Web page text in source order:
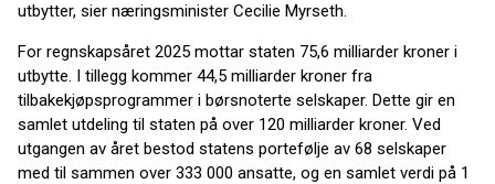
utbytter, sier næringsminister Cecilie Myrseth.
For regnskapsåret 2025 mottar staten 75,6 milliarder kroner i
utbytte. I tillegg kommer 44,5 milliarder kroner fra
tilbakekjøpsprogrammer i børsnoterte selskaper. Dette gir en
samlet utdeling til staten på over 120 milliarder kroner. Ved
utgangen av året bestod statens portefølje av 68 selskaper
med til sammen over 333 000 ansatte, og en samlet verdi på 1